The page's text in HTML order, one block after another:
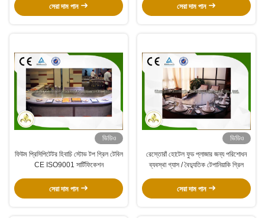
সেরা দাম পান সেরা দাম পান
ভিডিও
ফিউম প্রিসিপিটেটর হিবাচি স্টোভ টপ গ্রিল টেবিল
CE ISO9001 সার্টিফিকেশন
সেরা দাম পান
ভিডিও
রেস্তোরাঁ হোটেল ফুড প্লাজার জন্য পরিশোধন
ব্যবস্থা গ্যাস / বৈদ্যুতিক টেপানিয়াকি গ্রিল
সেরা দাম পান